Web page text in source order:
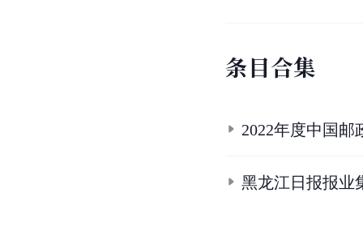
条目合集
2022年度中国邮
黑龙江日报报业